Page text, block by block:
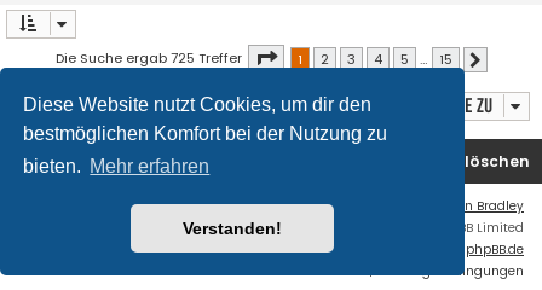
Diese Website nutzt Cookies, um dir den
bestmöglichen Komfort bei der Nutzung zu
bieten. Mehr erfahren
Verstanden!
Die Suche ergab 725 Treffer Seite von15
1 2 3 4 5 … 15
Gehe zu
Foren-Übersicht Alle Cookies löschen
Ian Bradley
Powered byphpBB
® Forum Software © phpBB Limited
Deutsche Übersetzung durch phpBB.de
Datenschutz|Nutzungsbedingungen